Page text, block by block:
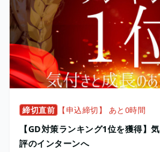
締切直前 【申込締切】 あと0時間
【GD対策ランキング1位を獲得】
評のインターンへ